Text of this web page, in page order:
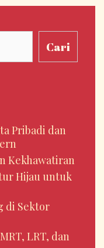
Cari
Pribadi dan
Kekhawatiran
Hijau untuk
di Sektor
LRT, dan